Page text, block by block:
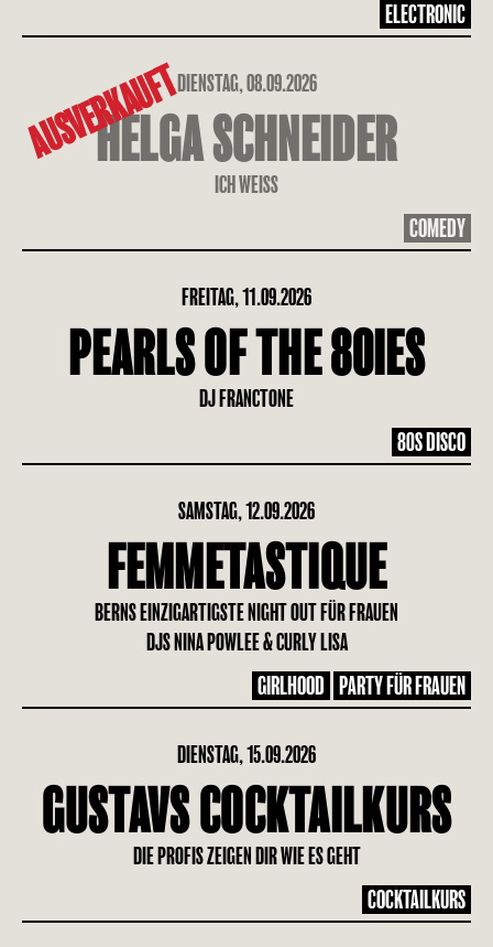
ELECTRONIC
DIENSTAG, 08.09.2026
AUSVERKAUFT
HELGA SCHNEIDER
ICH WEISS
COMEDY
FREITAG, 11.09.2026
PEARLS OF THE 80IES
DJ FRANCTONE
80S DISCO
SAMSTAG, 12.09.2026
FEMMETASTIQUE
BERNS EINZIGARTIGSTE NIGHT OUT FÜR FRAUEN
DJS NINA POWLEE & CURLY LISA
GIRLHOOD PARTY FÜR FRAUEN
DIENSTAG, 15.09.2026
GUSTAVS COCKTAILKURS
DIE PROFIS ZEIGEN DIR WIE ES GEHT
COCKTAILKURS